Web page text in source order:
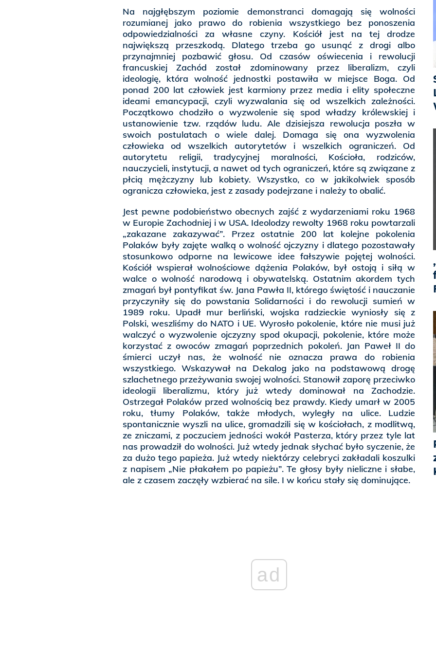
Na najgłębszym poziomie demonstranci domagają się wolności
rozumianej jako prawo do robienia wszystkiego bez ponoszenia
odpowiedzialności za własne czyny. Kościół jest na tej drodze
największą przeszkodą. Dlatego trzeba go usunąć z drogi albo
przynajmniej pozbawić głosu. Od czasów oświecenia i rewolucji
francuskiej Zachód został zdominowany przez liberalizm, czyli
ideologię, która wolność jednostki postawiła w miejsce Boga. Od
ponad 200 lat człowiek jest karmiony przez media i elity społeczne
ideami emancypacji, czyli wyzwalania się od wszelkich zależności.
Początkowo chodziło o wyzwolenie się spod władzy królewskiej i
ustanowienie tzw. rządów ludu. Ale dzisiejsza rewolucja poszła w
swoich postulatach o wiele dalej. Domaga się ona wyzwolenia
człowieka od wszelkich autorytetów i wszelkich ograniczeń. Od
autorytetu religii, tradycyjnej moralności, Kościoła, rodziców,
nauczycieli, instytucji, a nawet od tych ograniczeń, które są związane z
płcią mężczyzny lub kobiety. Wszystko, co w jakikolwiek sposób
ogranicza człowieka, jest z zasady podejrzane i należy to obalić.
Jest pewne podobieństwo obecnych zajść z wydarzeniami roku 1968
w Europie Zachodniej i w USA. Ideolodzy rewolty 1968 roku powtarzali
„zakazane zakazywać”. Przez ostatnie 200 lat kolejne pokolenia
Polaków były zajęte walką o wolność ojczyzny i dlatego pozostawały
stosunkowo odporne na lewicowe idee fałszywie pojętej wolności.
Kościół wspierał wolnościowe dążenia Polaków, był ostoją i siłą w
walce o wolność narodową i obywatelską. Ostatnim akordem tych
zmagań był pontyfikat św. Jana Pawła II, którego świętość i nauczanie
przyczyniły się do powstania Solidarności i do rewolucji sumień w
1989 roku. Upadł mur berliński, wojska radzieckie wyniosły się z
Polski, weszliśmy do NATO i UE. Wyrosło pokolenie, które nie musi już
walczyć o wyzwolenie ojczyzny spod okupacji, pokolenie, które może
korzystać z owoców zmagań poprzednich pokoleń. Jan Paweł II do
śmierci uczył nas, że wolność nie oznacza prawa do robienia
wszystkiego. Wskazywał na Dekalog jako na podstawową drogę
szlachetnego przeżywania swojej wolności. Stanowił zaporę przeciwko
ideologii liberalizmu, który już wtedy dominował na Zachodzie.
Ostrzegał Polaków przed wolnością bez prawdy. Kiedy umarł w 2005
roku, tłumy Polaków, także młodych, wyległy na ulice. Ludzie
spontanicznie wyszli na ulice, gromadzili się w kościołach, z modlitwą,
ze zniczami, z poczuciem jedności wokół Pasterza, który przez tyle lat
nas prowadził do wolności. Już wtedy jednak słychać było syczenie, że
za dużo tego papieża. Już wtedy niektórzy celebryci zakładali koszulki
z napisem „Nie płakałem po papieżu”. Te głosy były nieliczne i słabe,
ale z czasem zaczęły wzbierać na sile. I w końcu stały się dominujące.
ad